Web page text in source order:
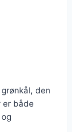
den
er både